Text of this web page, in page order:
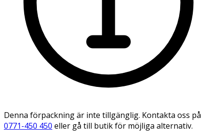
Denna förpackning är inte tillgänglig. Kontakta oss på
0771-450 450 eller gå till butik för möjliga alternativ.